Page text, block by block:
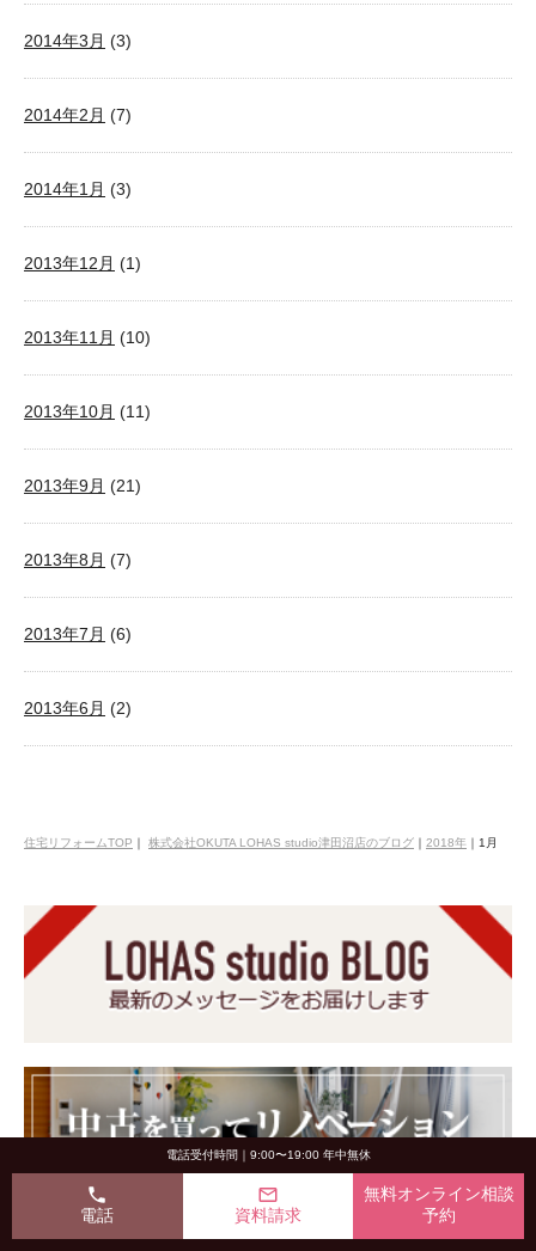
2014年3月 (3)
2014年2月 (7)
2014年1月 (3)
2013年12月 (1)
2013年11月 (10)
2013年10月 (11)
2013年9月 (21)
2013年8月 (7)
2013年7月 (6)
2013年6月 (2)
住宅リフォームTOP ｜ 株式会社OKUTA LOHAS studio津田沼店のブログ ｜ 2018年 ｜ 1月
電話受付時間｜9:00〜19:00 年中無休
phone
電話
mail_outline
資料請求
無料オンライン相談
予約